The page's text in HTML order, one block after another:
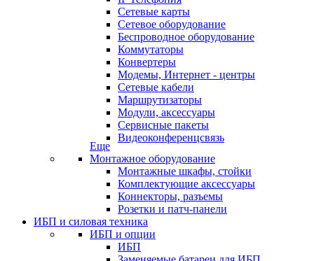
Сетевые карты
Сетевое оборудование
Беспроводное оборудование
Коммутаторы
Конвертеры
Модемы, Интернет - центры
Сетевые кабели
Маршрутизаторы
Модули, аксессуары
Сервисные пакеты
Видеоконференцсвязь
Еще
Монтажное оборудование
Монтажные шкафы, стойки
Комплектующие аксессуары
Коннекторы, разъемы
Розетки и патч-панели
ИБП и силовая техника
ИБП и опции
ИБП